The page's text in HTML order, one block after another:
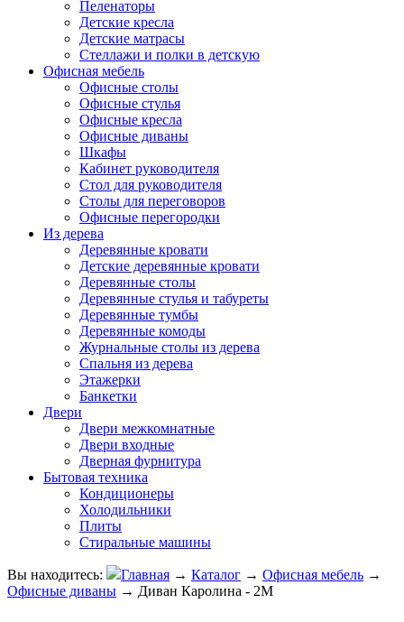
Пеленаторы
Детские кресла
Детские матрасы
Стеллажи и полки в детскую
Офисная мебель
Офисные столы
Офисные стулья
Офисные кресла
Офисные диваны
Шкафы
Кабинет руководителя
Стол для руководителя
Столы для переговоров
Офисные перегородки
Из дерева
Деревянные кровати
Детские деревянные кровати
Деревянные столы
Деревянные стулья и табуреты
Деревянные тумбы
Деревянные комоды
Журнальные столы из дерева
Спальня из дерева
Этажерки
Банкетки
Двери
Двери межкомнатные
Двери входные
Дверная фурнитура
Бытовая техника
Кондиционеры
Холодильники
Плиты
Стиральные машины
Вы находитесь: Главная → Каталог → Офисная мебель →
Офисные диваны → Диван Каролина - 2М